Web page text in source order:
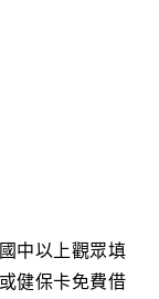
中以上觀眾填
健保卡免費借